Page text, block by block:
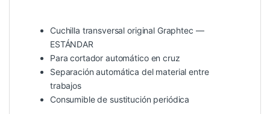
Cuchilla transversal original Graphtec —
ESTÁNDAR
Para cortador automático en cruz
Separación automática del material entre
trabajos
Consumible de sustitución periódica